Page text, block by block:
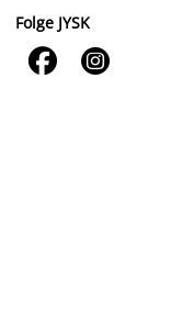
Folge JYSK
 